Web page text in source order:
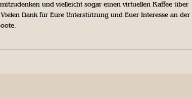
und vielleicht sogar einen virtuellen Kaffee über
Dank für Eure Unterstützung und Euer Interesse an der